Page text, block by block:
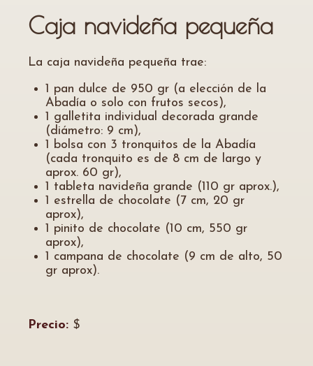
Caja navideña pequeña
La caja navideña pequeña trae:
1 pan dulce de 950 gr (a elección de la
Abadía o solo con frutos secos),
1 galletita individual decorada grande
(diámetro: 9 cm),
1 bolsa con 3 tronquitos de la Abadía
(cada tronquito es de 8 cm de largo y
aprox. 60 gr),
1 tableta navideña grande (110 gr aprox.),
1 estrella de chocolate (7 cm, 20 gr
aprox),
1 pinito de chocolate (10 cm, 550 gr
aprox),
1 campana de chocolate (9 cm de alto, 50
gr aprox).
Precio: $